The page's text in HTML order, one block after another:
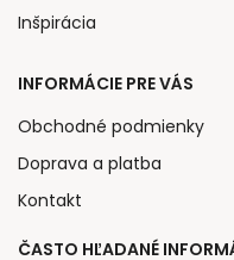
Inšpirácia
INFORMÁCIE PRE VÁS
Obchodné podmienky
Doprava a platba
Kontakt
ČASTO HĽADANÉ